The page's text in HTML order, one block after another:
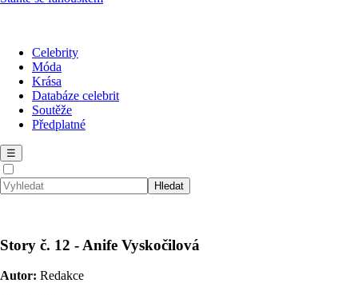
Celebrity
Móda
Krása
Databáze celebrit
Soutěže
Předplatné
☰
Story č. 12 - Anife Vyskočilová
Autor: Redakce